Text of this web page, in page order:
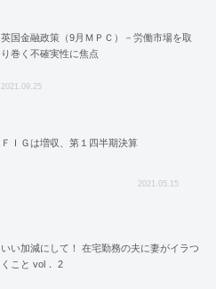
英国金融政策（9月ＭＰＣ）－労働市場を取
り巻く不確実性に焦点
2021.09.25
ＦＩＧは増収、第１四半期決算
2021.05.15
いい加減にして！ 在宅勤務の夫に妻がイラつ
くこと vol． 2